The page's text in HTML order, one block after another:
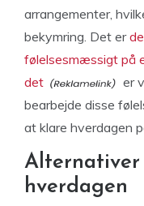
arrangementer,
bekymring. Det er
følelsesmæssigt på
det
er
bearbejde disse
at klare hverdagen
hverdagen